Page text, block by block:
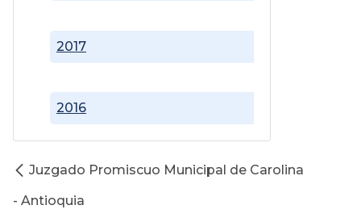
2016
2017
Juzgado Promiscuo Municipal de Carolina
- Antioquia